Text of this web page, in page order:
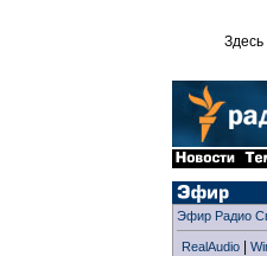
Эфир Радио
RealAudio|